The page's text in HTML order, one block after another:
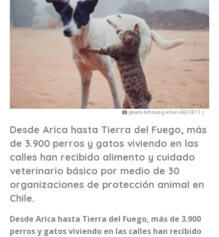
pexels-tehmasip-khan-6601811 |
Desde Arica hasta Tierra del Fuego, más
de 3.900 perros y gatos viviendo en las
calles han recibido alimento y cuidado
veterinario básico por medio de 30
organizaciones de protección animal en
Chile.
Desde Arica hasta Tierra del Fuego, más de 3.900
perros y gatos viviendo en las calles han recibido